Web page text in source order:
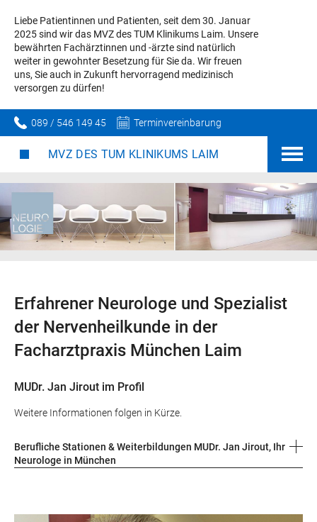
Liebe Patientinnen und Patienten, seit dem 30. Januar
2025 sind wir das MVZ des TUM Klinikums Laim. Unsere
bewährten Fachärztinnen und -ärzte sind natürlich
weiter in gewohnter Besetzung für Sie da. Wir freuen
uns, Sie auch in Zukunft hervorragend medizinisch
versorgen zu dürfen!
089 / 546 149 45 Terminvereinbarung
MVZ DES TUM KLINIKUMS LAIM
Erfahrener Neurologe und Spezialist
der Nervenheilkunde in der
Facharztpraxis München Laim
MUDr. Jan Jirout im Profil
Weitere Informationen folgen in Kürze.
Berufliche Stationen & Weiterbildungen MUDr. Jan Jirout, Ihr
Neurologe in München